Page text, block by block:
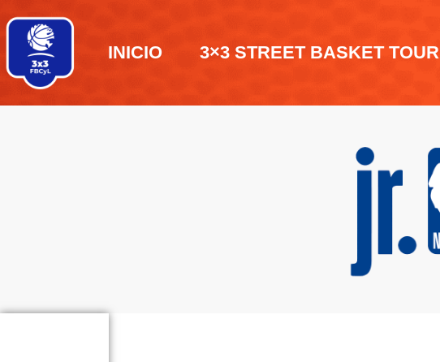
INICIO 3×3 STREET BASKET TOUR